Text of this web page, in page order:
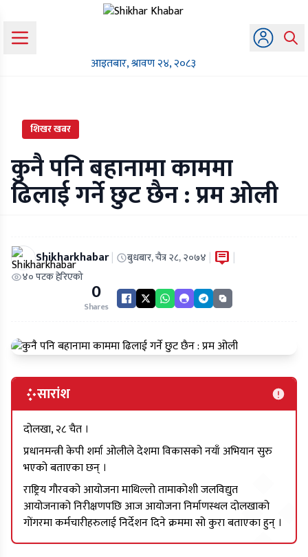
आइतबार, श्रावण २४, २०८३
शिखर खबर
कुनै पनि बहानामा काममा
ढिलाई गर्ने छुट छैन : प्रम ओली
Shikharkhabar| बुधबार, चैत्र २८, २०७४ | |
४० पटक हेरिएको
0
Shares
सारांश
दोलखा, २८ चैत ।
प्रधानमन्त्री केपी शर्मा ओलीले देशमा विकासको नयाँ अभियान सुरु
भएको बताएका छन् ।
राष्ट्रिय गौरवको आयोजना माथिल्लो तामाकोशी जलविद्युत
आयोजनाको निरीक्षणपछि आज आयोजना निर्माणस्थल दोलखाको
गोंगरमा कर्मचारीहरुलाई निर्देशन दिने क्रममा सो कुरा बताएका हुन् ।